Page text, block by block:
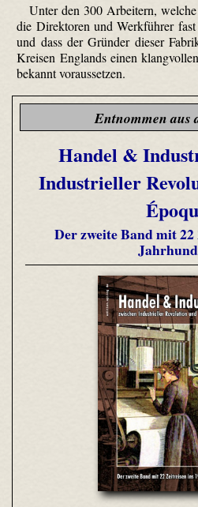
Unter den 300 Arbeitern,
die Direktoren und Werkführer
und dass der Gründer dieser
Kreisen Englands einen
bekannt voraussetzen.
Entnommen aus
Handel &
Industrieller
Der zweite Band mit